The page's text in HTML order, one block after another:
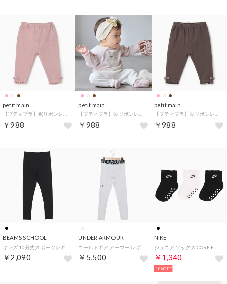
petit main
￥988
petit main
￥988
petit main
￥988
BEAMS SCHOOL
￥2,090
UNDER ARMOUR
￥5,500
NIKE
ジュニア ソックス CORE FUTURA INFANT/TODDLER ANKLE NO SLIP 3PK MN0050 （Black）
￥1,340
18%OFF